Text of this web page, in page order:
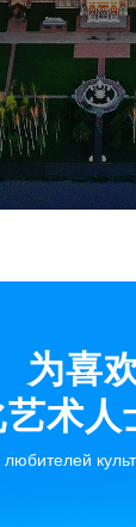
为喜
术人